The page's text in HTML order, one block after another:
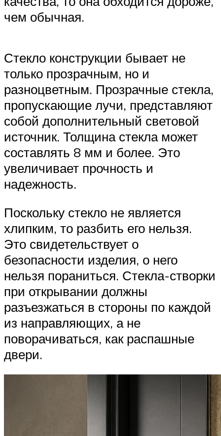
чем обычная.
Стекло конструкции бывает не
только прозрачным, но и
разноцветным. Прозрачные стекла,
пропускающие лучи, представляют
собой дополнительный световой
источник. Толщина стекла может
составлять 8 мм и более. Это
увеличивает прочность и
надежность.
Поскольку стекло не является
хлипким, то разбить его нельзя.
Это свидетельствует о
безопасности изделия, о него
нельзя пораниться. Стекла-створки
при открывании должны
разъезжаться в стороны по каждой
из направляющих, а не
поворачиваться, как распашные
двери.